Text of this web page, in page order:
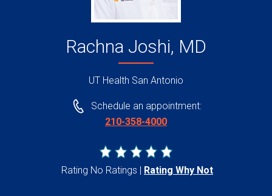
Rachna Joshi, MD
UT Health San Antonio
Schedule an appointment:
210-358-4000
Rating No Ratings Rating Why Not